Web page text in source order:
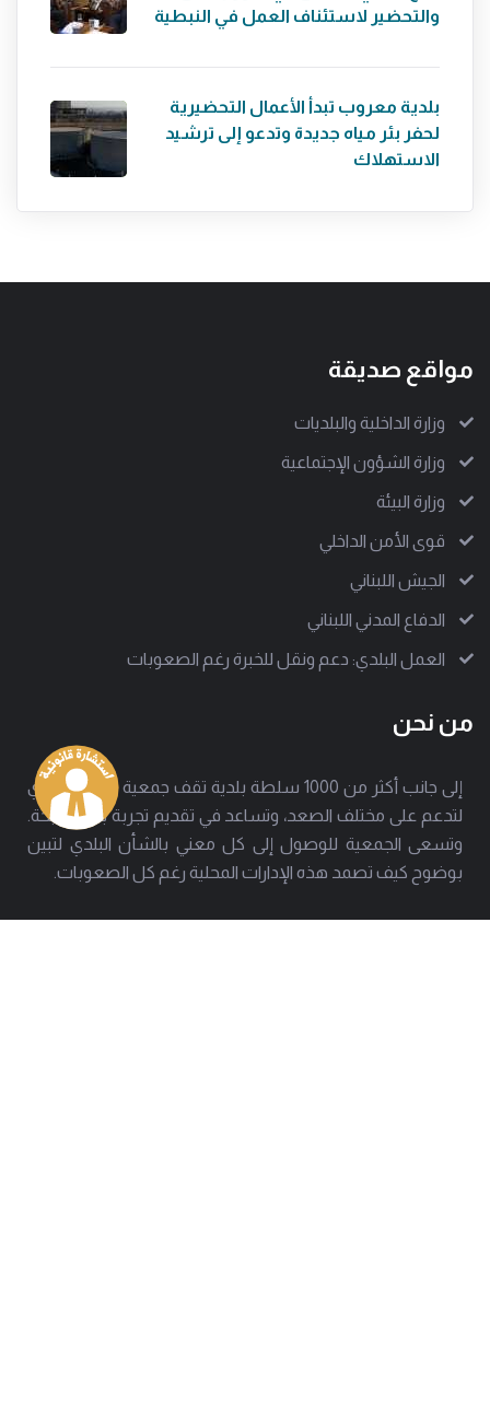
والتحضير لاستئناف العمل في النبطية
بلدية معروب تبدأ الأعمال التحضيرية
لحفر بئر مياه جديدة وتدعو إلى ترشيد
الاستهلاك
مواقع صديقة
وزارة الداخلية والبلديات
وزارة الشؤون الإجتماعية
وزارة البيئة
قوى الأمن الداخلي
الجيش اللبناني
الدفاع المدني اللبناني
العمل البلدي: دعم ونقل للخبرة رغم الصعوبات
من نحن
إلى جانب أكثر من 1000 سلطة بلدية تقف جمعية العمل البلدي
لتدعم على مختلف الصعد، وتساعد في تقديم تجربة بلدية ناجحة.
وتسعى الجمعية للوصول إلى كل معني بالشأن البلدي لتبين
بوضوح كيف تصمد هذه الإدارات المحلية رغم كل الصعوبات.